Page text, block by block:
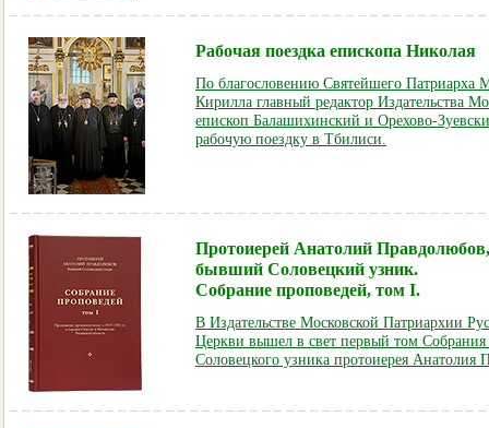
Рабочая поездка епископа Николая
По благословению Святейшего Патриарха
Кирилла главный редактор Издательства
епископ Балашихинский и Орехово-
рабочую поездку в Тбилиси.
Протоиерей Анатолий Правдолюбов,
бывший Соловецкий узник.
Собрание проповедей, том I.
В Издательстве Московской Патриархии
Церкви вышел в свет первый том
Соловецкого узника протоиерея Анатолия